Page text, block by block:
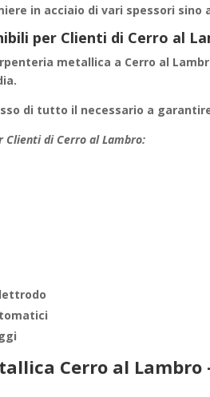
in acciaio di vari spessori sino
per Clienti di Cerro al
metallica a Cerro al
di tutto il necessario a
di Cerro al Lambro:
Cerro al Lambro